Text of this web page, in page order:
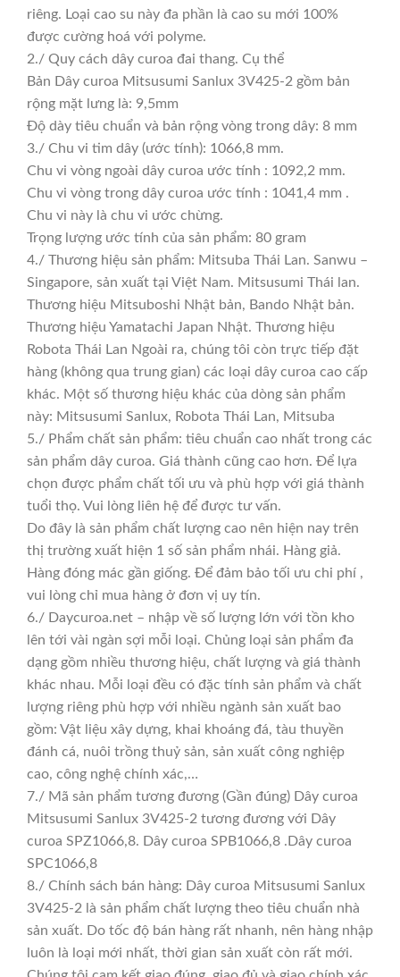
riêng. Loại cao su này đa phần là cao su mới 100%
được cường hoá với polyme.
2./ Quy cách dây curoa đai thang. Cụ thể
Bản Dây curoa Mitsusumi Sanlux 3V425-2 gồm bản
rộng mặt lưng là: 9,5mm
Độ dày tiêu chuẩn và bản rộng vòng trong dây: 8 mm
3./ Chu vi tim dây (ước tính): 1066,8 mm.
Chu vi vòng ngoài dây curoa ước tính : 1092,2 mm.
Chu vi vòng trong dây curoa ước tính : 1041,4 mm .
Chu vi này là chu vi ước chừng.
Trọng lượng ước tính của sản phẩm: 80 gram
4./ Thương hiệu sản phẩm: Mitsuba Thái Lan. Sanwu –
Singapore, sản xuất tại Việt Nam. Mitsusumi Thái lan.
Thương hiệu Mitsuboshi Nhật bản, Bando Nhật bản.
Thương hiệu Yamatachi Japan Nhật. Thương hiệu
Robota Thái Lan Ngoài ra, chúng tôi còn trực tiếp đặt
hàng (không qua trung gian) các loại dây curoa cao cấp
khác. Một số thương hiệu khác của dòng sản phẩm
này: Mitsusumi Sanlux, Robota Thái Lan, Mitsuba
5./ Phẩm chất sản phẩm: tiêu chuẩn cao nhất trong các
sản phẩm dây curoa. Giá thành cũng cao hơn. Để lựa
chọn được phẩm chất tối ưu và phù hợp với giá thành
tuổi thọ. Vui lòng liên hệ để được tư vấn.
Do đây là sản phẩm chất lượng cao nên hiện nay trên
thị trường xuất hiện 1 số sản phẩm nhái. Hàng giả.
Hàng đóng mác gần giống. Để đảm bảo tối ưu chi phí ,
vui lòng chỉ mua hàng ở đơn vị uy tín.
6./ Daycuroa.net – nhập về số lượng lớn với tồn kho
lên tới vài ngàn sợi mỗi loại. Chủng loại sản phẩm đa
dạng gồm nhiều thương hiệu, chất lượng và giá thành
khác nhau. Mỗi loại đều có đặc tính sản phẩm và chất
lượng riêng phù hợp với nhiều ngành sản xuất bao
gồm: Vật liệu xây dựng, khai khoáng đá, tàu thuyền
đánh cá, nuôi trồng thuỷ sản, sản xuất công nghiệp
cao, công nghệ chính xác,…
7./ Mã sản phẩm tương đương (Gần đúng) Dây curoa
Mitsusumi Sanlux 3V425-2 tương đương với Dây
curoa SPZ1066,8. Dây curoa SPB1066,8 .Dây curoa
SPC1066,8
8./ Chính sách bán hàng: Dây curoa Mitsusumi Sanlux
3V425-2 là sản phẩm chất lượng theo tiêu chuẩn nhà
sản xuất. Do tốc độ bán hàng rất nhanh, nên hàng nhập
luôn là loại mới nhất, thời gian sản xuất còn rất mới.